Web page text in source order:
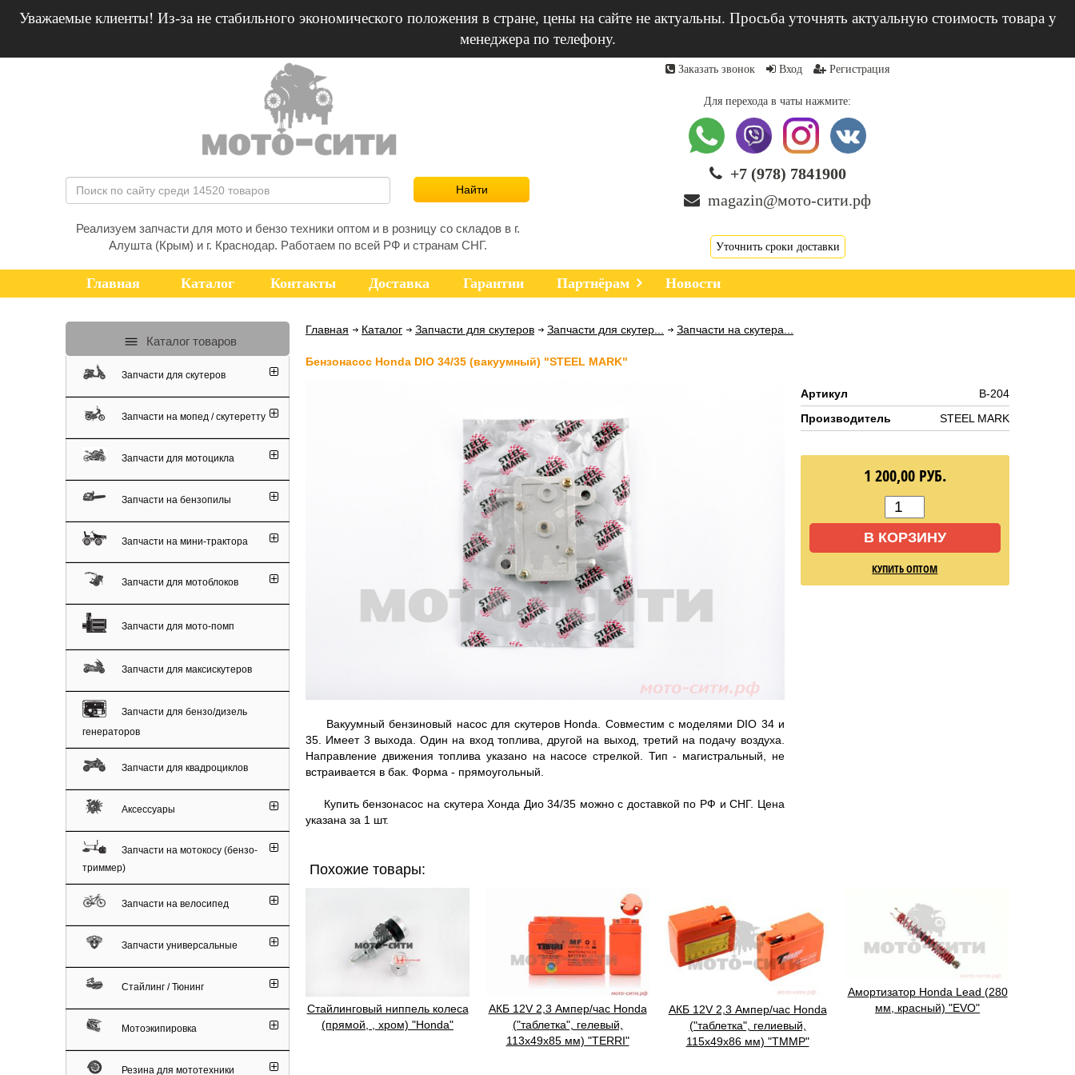
Уважаемые клиенты! Из-за не стабильного экономического положения в стране, цены на сайте не актуальны. Просьба уточнять актуальную стоимость товара у
менеджера по телефону.
Реализуем запчасти для мото и бензо техники оптом и в розницу со складов в г.
Алушта (Крым) и г. Краснодар. Работаем по всей РФ и странам СНГ.
Заказать звонок Вход Регистрация
Для перехода в чаты нажмите:
+7 (978) 7841900
magazin@мото-сити.рф
Уточнить сроки доставки
Главная Каталог Контакты Доставка Гарантии Партнёрам Новости
Главная Каталог Запчасти для скутеров Запчасти для скутер... Запчасти на скутера...
Бензонасос Honda DIO 34/35 (вакуумный) "STEEL MARK"
Вакуумный бензиновый насос для скутеров Honda. Совместим с моделями DIO 34 и
35. Имеет 3 выхода. Один на вход топлива, другой на выход, третий на подачу воздуха.
Направление движения топлива указано на насосе стрелкой. Тип - магистральный, не
встраивается в бак. Форма - прямоугольный.
Купить бензонасос на скутера Хонда Дио 34/35 можно с доставкой по РФ и СНГ. Цена
указана за 1 шт.
Артикул
B-204
Производитель
STEEL MARK
1 200,00 РУБ.
В КОРЗИНУ
КУПИТЬ ОПТОМ
Похожие товары:
Cтайлинговый ниппель колеса
(прямой, , хром) "Honda"
АКБ 12V 2,3 Ампер/час Honda
("таблетка", гелевый,
113x49x85 мм) "TERRI"
АКБ 12V 2,3 Ампер/час Honda
("таблетка", гелиевый,
115x49x86 мм) "TMMP"
Амортизатор Honda Lead (280
мм, красный) "EVO"
Каталог товаров
Запчасти для скутеров
Запчасти на мопед / скутеретту
Запчасти для мотоцикла
Запчасти на бензопилы
Запчасти на мини-трактора
Запчасти для мотоблоков
Запчасти для мото-помп
Запчасти для максискутеров
Запчасти для бензо/дизель
генераторов
Запчасти для квадроциклов
Аксессуары
Запчасти на мотокосу (бензо-
триммер)
Запчасти на велосипед
Запчасти универсальные
Стайлинг / Тюнинг
Мотоэкипировка
Резина для мототехники